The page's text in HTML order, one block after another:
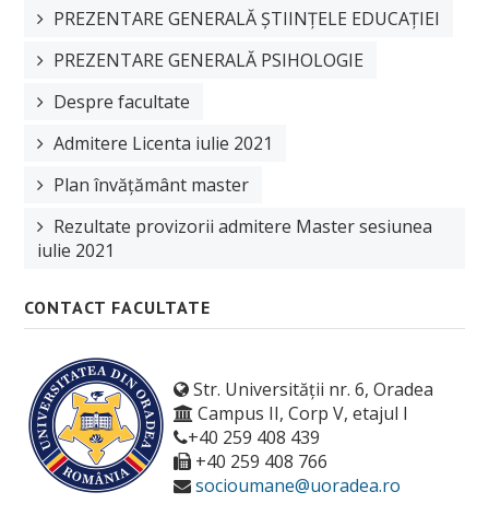
PREZENTARE GENERALĂ ȘTIINȚELE EDUCAȚIEI
PREZENTARE GENERALĂ PSIHOLOGIE
Despre facultate
Admitere Licenta iulie 2021
Plan învățământ master
Rezultate provizorii admitere Master sesiunea
iulie 2021
CONTACT FACULTATE
Str. Universității nr. 6, Oradea
Campus II, Corp V, etajul I
+40 259 408 439
+40 259 408 766
socioumane@uoradea.ro